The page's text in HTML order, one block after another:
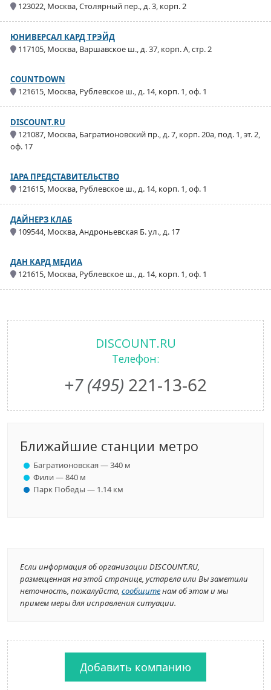
123022, Москва, Столярный пер., д. 3, корп. 2
ЮНИВЕРСАЛ КАРД ТРЭЙД
117105, Москва, Варшавское ш., д. 37, корп. А, стр. 2
COUNTDOWN
121615, Москва, Рублевское ш., д. 14, корп. 1, оф. 1
DISCOUNT.RU
121087, Москва, Багратионовский пр., д. 7, корп. 20а, под. 1, эт. 2,
оф. 17
IAPA ПРЕДСТАВИТЕЛЬСТВО
121615, Москва, Рублевское ш., д. 14, корп. 1, оф. 1
ДАЙНЕРЗ КЛАБ
109544, Москва, Андроньевская Б. ул., д. 17
ДАН КАРД МЕДИА
121615, Москва, Рублевское ш., д. 14, корп. 1, оф. 1
DISCOUNT.RU
Телефон:
+7 (495) 221-13-62
Ближайшие станции метро
Багратионовская — 340 м
Фили — 840 м
Парк Победы — 1.14 км
Если информация об организации DISCOUNT.RU,
размещенная на этой странице, устарела или Вы заметили
неточность, пожалуйста, сообщитенам об этом и мы
примем меры для исправления ситуации.
Добавить компанию